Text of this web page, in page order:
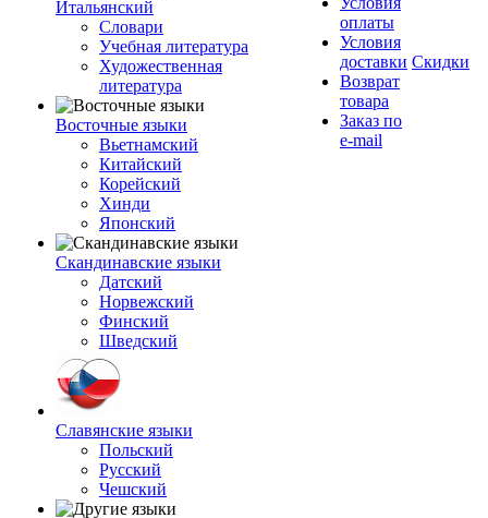
Итальянский
Словари
Учебная литература
Художественная
литература
Восточные языки
Вьетнамский
Китайский
Корейский
Хинди
Японский
Скандинавские языки
Датский
Норвежский
Финский
Шведский
Славянские языки
Польский
Русский
Чешский
оплаты
Условия
доставки
Возврат
товара
Заказ по
e-mail
Скидки